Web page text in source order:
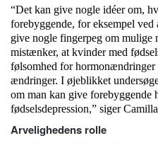
“Det kan give nogle idéer om,
forebyggende, for eksempel ved
give nogle fingerpeg om mulige
mistænker, at kvinder med
følsomhed for hormonændringer
ændringer. I øjeblikket
om man kan give forebyggende
fødselsdepression,” siger
Arvelighedens rolle